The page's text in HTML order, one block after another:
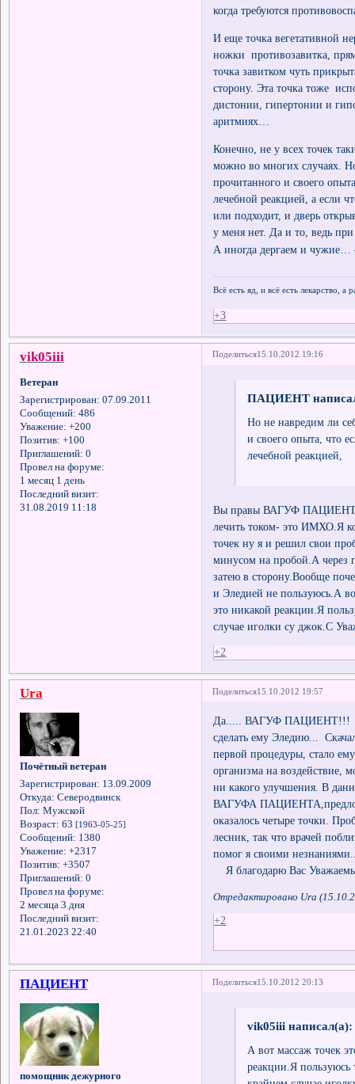
когда требуются
И еще точка вегетативной
ножки противозавитка,
точка завитком чуть
сторону. Эта точка тоже
дистонии, гипертонии и
аритмиях…
Конечно, не у всех точек
можно во многих случаях.
прочитанного и своего
лечебной реакцией, а если
или подходит, и дверь
у меня нет. Да и то, ведь
А иногда дергаем и чужие…
Всё есть яд, и всё есть лекарство,
+3
Поделиться15.10.2012 19:16
vik05iii
Ветеран
Зарегистрирован: 07.09.2011
Сообщений: 486
Уважение: +200
Позитив: +100
Приглашений: 0
Провел на форуме:
1 месяц 1 день
Последний визит:
31.08.2019 11:18
ПАЦИЕНТ
Но не навредим ли
и своего опыта, что
лечебной реакцией,
Вы правы ВАГУФ ПАЦИЕНТ,
лечить током- это ИМХО.Я
точек ну я и решил свои
минусом на пробой.А через
затею в сторону.Вообще
и Эледией не пользуюсь.А
это никакой реакции.Я
случае иголки су джок.С
+2
Поделиться15.10.2012 19:57
Ura
Почётный ветеран
Зарегистрирован: 13.09.2009
Откуда: Северодвинск
Пол: Мужской
Возраст: 63 [1963-05-25]
Сообщений: 1380
Уважение: +2317
Позитив: +3507
Приглашений: 0
Провел на форуме:
2 месяца 3 дня
Последний визит:
21.01.2023 22:40
Да..... ВАГУФ ПАЦИЕНТ!!!
сделать ему Эледию...
первой процедуры, стало
организма на
ни какого улучшения. В
ВАГУФА
оказалось четыре точки.
лесник, так что врачей
помог я своими
Я благодарю Вас
Отредактировано Ura
+2
Поделиться15.10.2012 20:13
ПАЦИЕНТ
помощник дежурного
vik05iii написал(а):
А вот массаж точек
реакции.Я пользуюсь